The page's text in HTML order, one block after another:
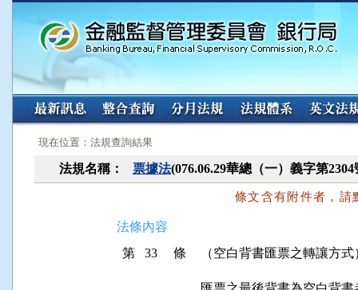
:::
現在位置：法規查詢結果
法規名稱： 票據法(076.06.29華總（一）義字第
條文含有附件者，請
法條內容
第 33 條
（空白背書匯票之轉讓方式